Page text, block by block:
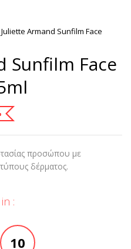
Juliette Armand Sunfilm Face
Sunfilm Face
προσώπου με
δέρματος.
:
09